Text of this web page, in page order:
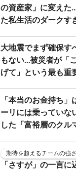
の資産家」に変えた
た私生活のダークす
大地震でまず確保す
もない...被災者が「
げて」という最も重
「本当のお金持ち
ーリには乗っていな
した「富裕層のクル
期待を超えるチームの強さ
「さすが」の一言